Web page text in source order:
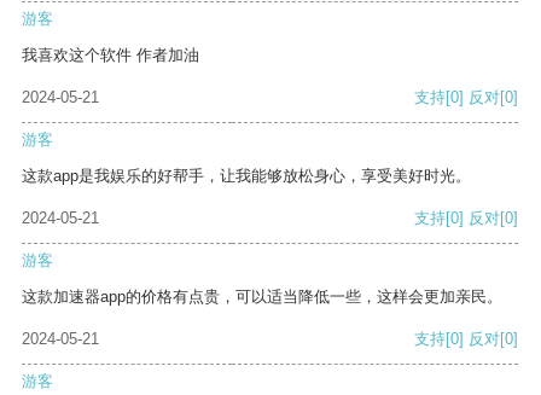
游客
我喜欢这个软件 作者加油
2024-05-21 支持[0] 反对[0]
游客
这款app是我娱乐的好帮手，让我能够放松身心，享受美好时光。
2024-05-21 支持[0] 反对[0]
游客
这款加速器app的价格有点贵，可以适当降低一些，这样会更加亲民。
2024-05-21 支持[0] 反对[0]
游客